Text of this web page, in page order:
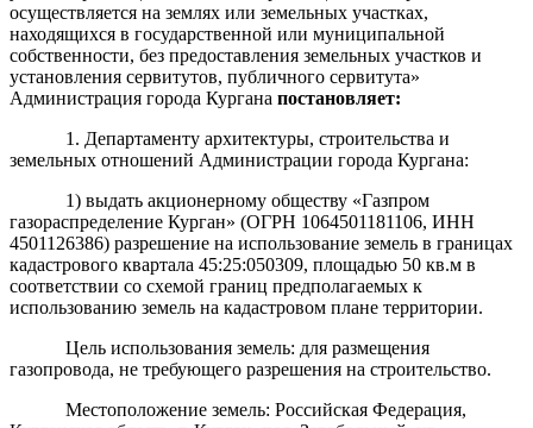
осуществляется на землях или земельных участках,
находящихся в государственной или муниципальной
собственности, без предоставления земельных участков и
установления сервитутов, публичного сервитута»
Администрация города Кургана постановляет:
1. Департаменту архитектуры, строительства и
земельных отношений Администрации города Кургана:
1) выдать акционерному обществу «Газпром
газораспределение Курган» (ОГРН 1064501181106, ИНН
4501126386) разрешение на использование земель в границах
кадастрового квартала 45:25:050309, площадью 50 кв.м в
соответствии со схемой границ предполагаемых к
использованию земель на кадастровом плане территории.
Цель использования земель: для размещения
газопровода, не требующего разрешения на строительство.
Местоположение земель: Российская Федерация,